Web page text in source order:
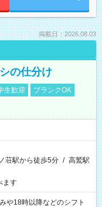
掲載日：2026.08.03
の仕分け
生歓迎
ブランクOK
荘駅から徒歩5分 / 高鷲駅
ます
や18時以降などのシフト